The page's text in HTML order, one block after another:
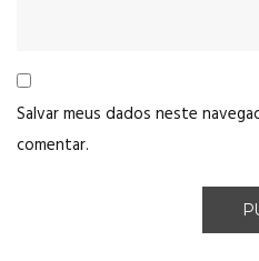
Salvar meus dados neste
comentar.